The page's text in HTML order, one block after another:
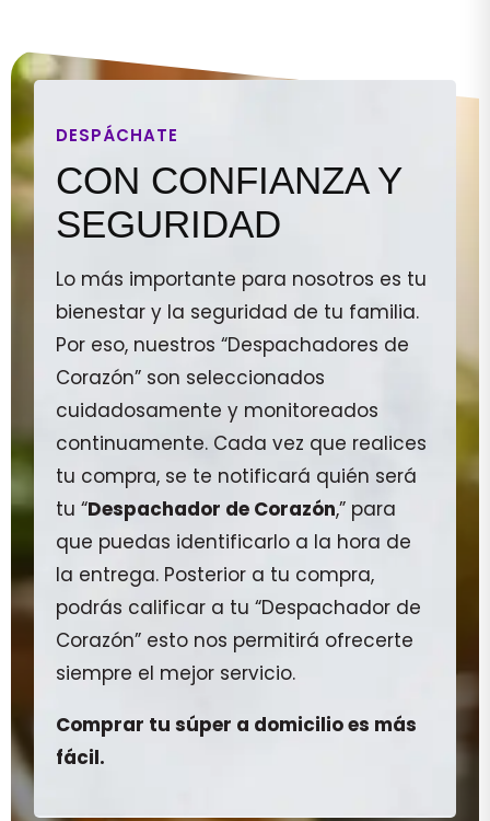
DESPÁCHATE
CON CONFIANZA Y
SEGURIDAD
Lo más importante para nosotros es tu
bienestar y la seguridad de tu familia.
Por eso, nuestros “Despachadores de
Corazón” son seleccionados
cuidadosamente y monitoreados
continuamente. Cada vez que realices
tu compra, se te notificará quién será
tu “Despachador de Corazón,” para
que puedas identificarlo a la hora de
la entrega. Posterior a tu compra,
podrás calificar a tu “Despachador de
Corazón” esto nos permitirá ofrecerte
siempre el mejor servicio.
Comprar tu súper a domicilio es más
fácil.